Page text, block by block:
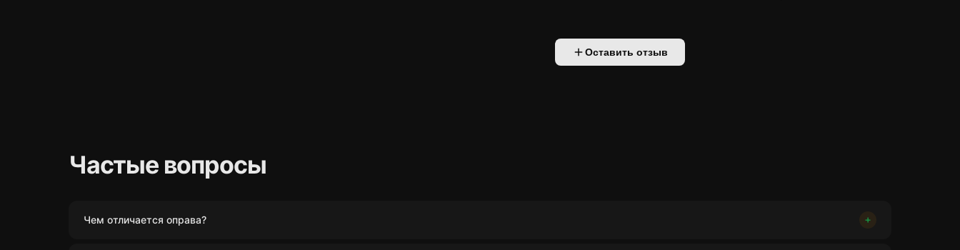
Оставить отзыв
Частые вопросы
Чем отличается оправа?